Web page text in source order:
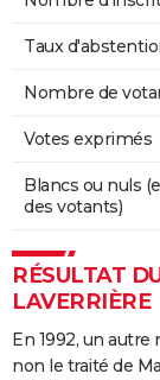
Taux
Nombre de
Votes exprimés
Blancs ou nuls
des votants)
RÉSULTAT
LAVERRIÈRE
En 1992, un
non le traité de